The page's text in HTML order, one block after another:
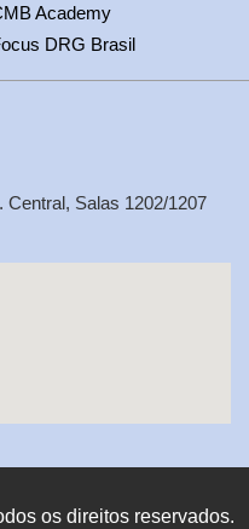
Academy
DRG Brasil
Central, Salas 1202/1207
os direitos reservados.